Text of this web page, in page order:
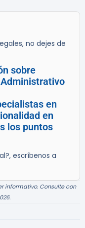
no dejes de
sobre
en
en
los puntos
escríbenos a
informativo. Consulte con